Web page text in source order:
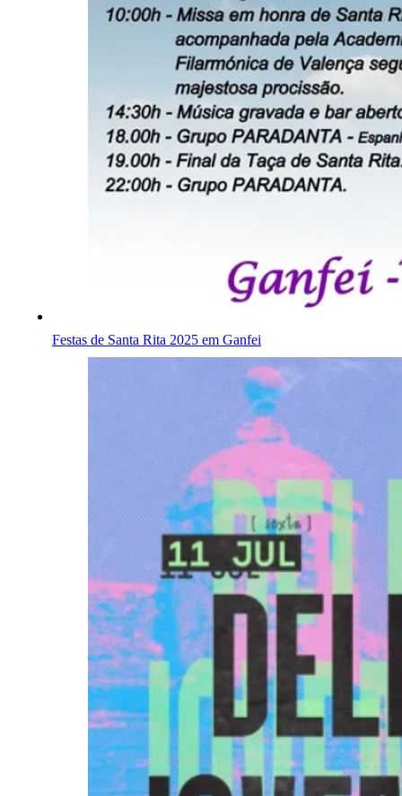
Festas de Santa Rita 2025 em Ganfei